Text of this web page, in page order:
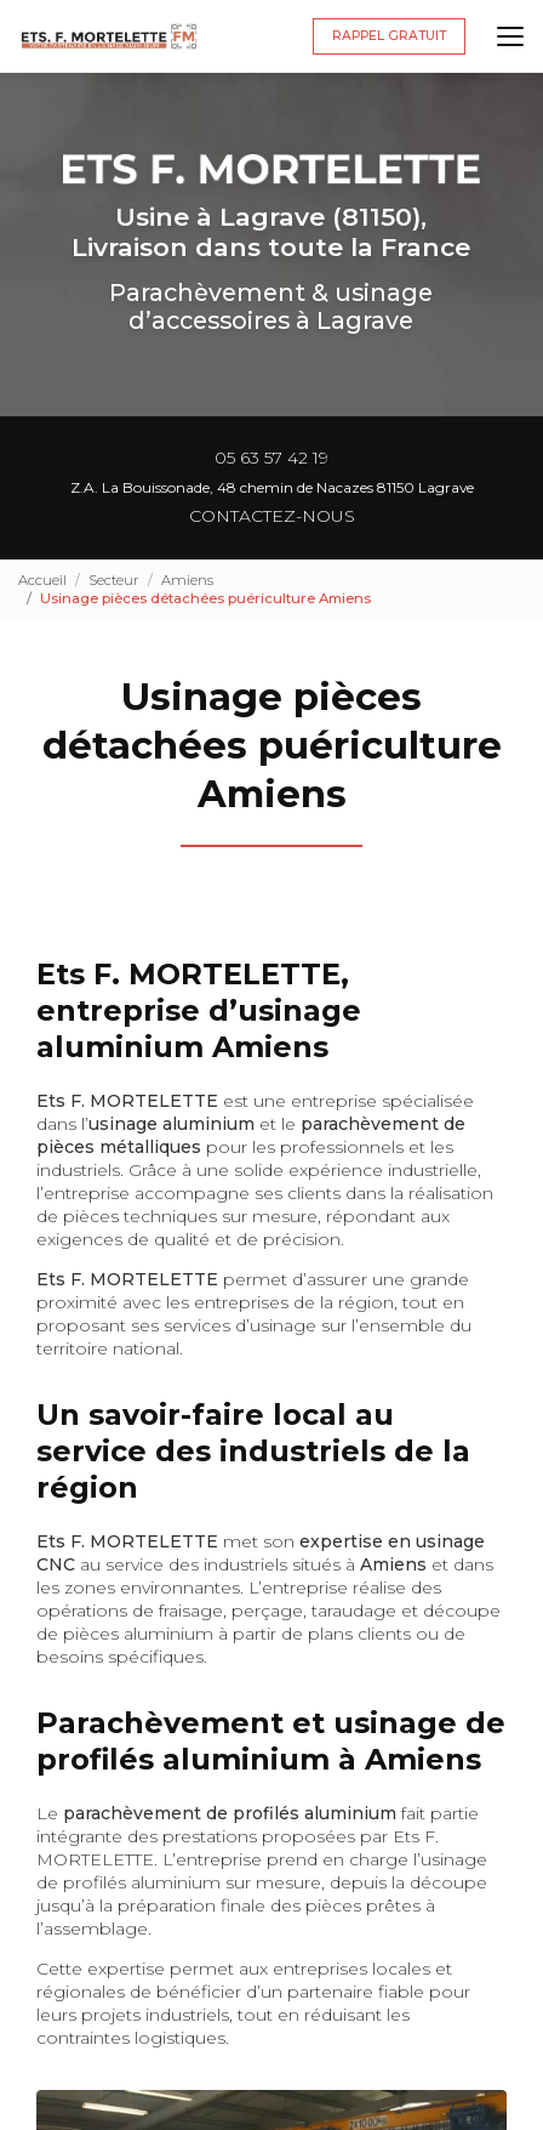
principal
RAPPEL GRATUIT
Usine à Lagrave (81150),
Livraison dans toute la France
Parachèvement & usinage
d’accessoires à Lagrave
05 63 57 42 19
Z.A. La Bouissonade, 48 chemin de Nacazes 81150 Lagrave
CONTACTEZ-NOUS
Accueil Secteur
Amiens
Usinage pièces détachées puériculture Amiens
Usinage pièces
détachées puériculture
Amiens
Ets F. MORTELETTE,
entreprise d’usinage
aluminium Amiens
Ets F. MORTELETTE est une entreprise spécialisée
dans l’usinage aluminium et le parachèvement de
pièces métalliques pour les professionnels et les
industriels. Grâce à une solide expérience industrielle,
l’entreprise accompagne ses clients dans la réalisation
de pièces techniques sur mesure, répondant aux
exigences de qualité et de précision.
Ets F. MORTELETTE permet d’assurer une grande
proximité avec les entreprises de la région, tout en
proposant ses services d’usinage sur l’ensemble du
territoire national.
Un savoir-faire local au
service des industriels de la
région
Ets F. MORTELETTE met son expertise en usinage
CNC au service des industriels situés à Amiens et dans
les zones environnantes. L’entreprise réalise des
opérations de fraisage, perçage, taraudage et découpe
de pièces aluminium à partir de plans clients ou de
besoins spécifiques.
Parachèvement et usinage de
profilés aluminium à Amiens
Le parachèvement de profilés aluminium fait partie
intégrante des prestations proposées par Ets F.
MORTELETTE. L’entreprise prend en charge l’usinage
de profilés aluminium sur mesure, depuis la découpe
jusqu’à la préparation finale des pièces prêtes à
l’assemblage.
Cette expertise permet aux entreprises locales et
régionales de bénéficier d’un partenaire fiable pour
leurs projets industriels, tout en réduisant les
contraintes logistiques.